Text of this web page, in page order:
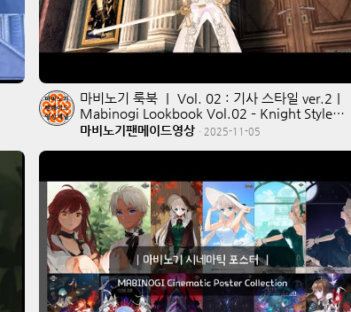
마비노기 룩북 ｜ Vol. 02 : 기사 스타일 ver.2｜
Mabinogi Lookbook Vol.02 – Knight Style
ver.2
마비노기팬메이드영상 · 2025-11-05